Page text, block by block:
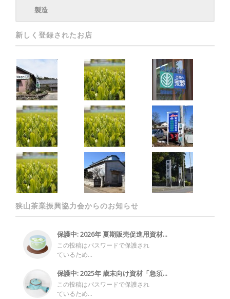
製造
新しく登録されたお店
狭山茶業振興協力会からのお知らせ
保護中: 2026年 夏期販売促進用資材...
この投稿はパスワードで保護され
ているため...
保護中: 2025年 歳末向け資材「急須...
この投稿はパスワードで保護され
ているため...